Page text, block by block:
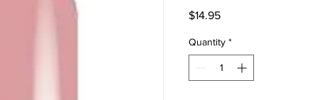
$14.95Price
Quantity *